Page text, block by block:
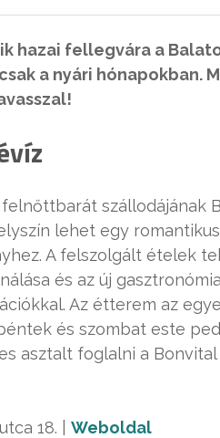
hazai fellegvára a
a nyári hónapokban.
szállodájának
lehet egy
A felszolgált ételek
és az új
Az étterem az
és szombat este
asztalt foglalni a
18. | Weboldal